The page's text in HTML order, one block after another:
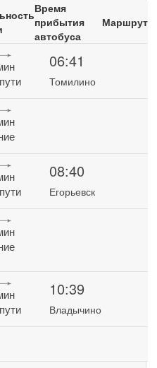
Время
прибытия
автобуса
Маршрут
06:41
Томилино
08:40
Егорьевск
10:39
Владычино